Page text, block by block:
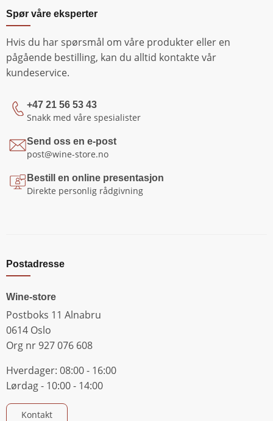
Spør våre eksperter
Hvis du har spørsmål om våre produkter eller en
pågående bestilling, kan du alltid kontakte vår
kundeservice.
+47 21 56 53 43
Snakk med våre spesialister
Send oss en e-post
post@wine-store.no
Bestill en online presentasjon
Direkte personlig rådgivning
Postadresse
Wine-store
Postboks 11 Alnabru
0614 Oslo
Org nr 927 076 608
Hverdager: 08:00 - 16:00
Lørdag - 10:00 - 14:00
Kontakt